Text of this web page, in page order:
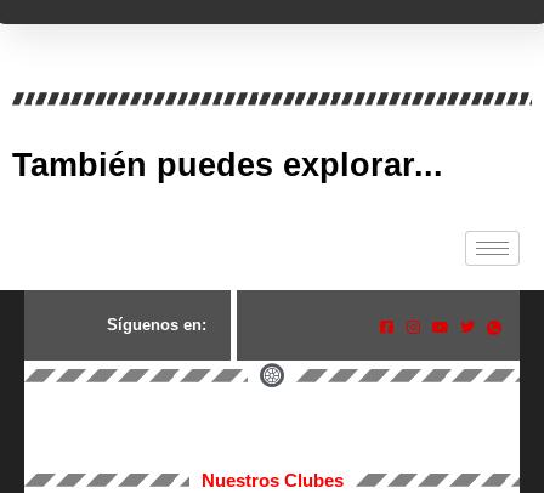
También puedes explorar...
Síguenos en:
Nuestros Clubes